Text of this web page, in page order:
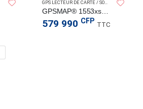
579 990 CFP TTC